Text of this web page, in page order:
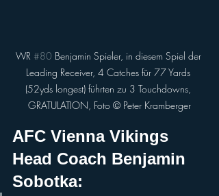
WR #80 Benjamin Spieler, in diesem Spiel der
Leading Receiver, 4 Catches für 77 Yards
(52yds longest) führten zu 3 Touchdowns,
GRATULATION, Foto ©️ Peter Kramberger
AFC Vienna Vikings
Head Coach Benjamin
Sobotka: